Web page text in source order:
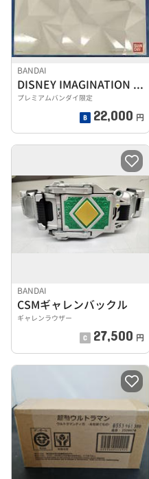
BANDAI
DISNEY IMAGINATION BELT
プレミアムバンダイ限定
22,000 円
BANDAI
CSMギャレンバックル
ギャレンラウザー
27,500 円